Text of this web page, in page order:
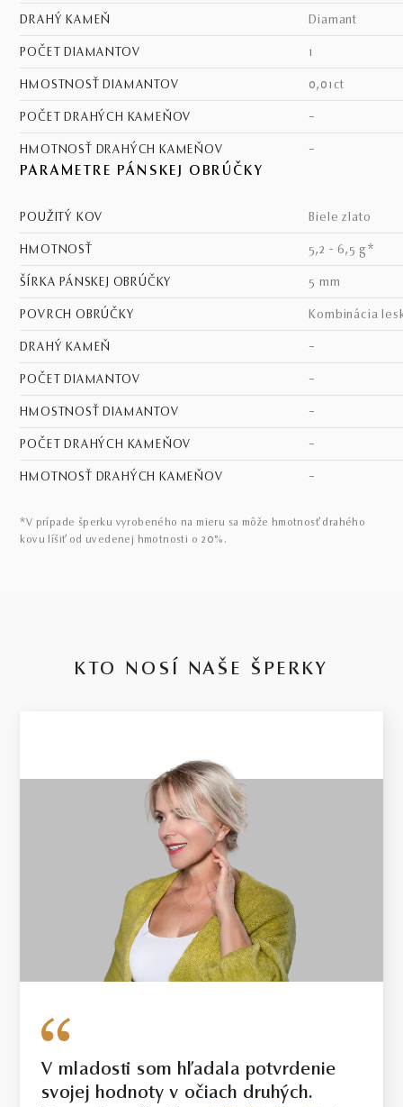
DRAHÝ KAMEŇ diamant
POČET DIAMANTOV 1
HMOSTNOSŤ DIAMANTOV 0,01ct
POČET DRAHÝCH KAMEŇOV –
HMOTNOSŤ DRAHÝCH KAMEŇOV –
PARAMETRE PÁNSKEJ OBRÚČKY
POUŽITÝ KOV biele zlato
HMOTNOSŤ 5,2 - 6,5 g*
ŠÍRKA PÁNSKEJ OBRÚČKY 5 mm
POVRCH OBRÚČKY kombinácia
DRAHÝ KAMEŇ –
POČET DIAMANTOV –
HMOSTNOSŤ DIAMANTOV –
POČET DRAHÝCH KAMEŇOV –
HMOTNOSŤ DRAHÝCH KAMEŇOV –
*V prípade šperku vyrobeného na mieru sa môže hmotnosť drahého
kovu líšiť od uvedenej hmotnosti o 20%.
KTO NOSÍ NAŠE ŠPERKY
V mladosti som hľadala potvrdenie
svojej hodnoty v očiach druhých.